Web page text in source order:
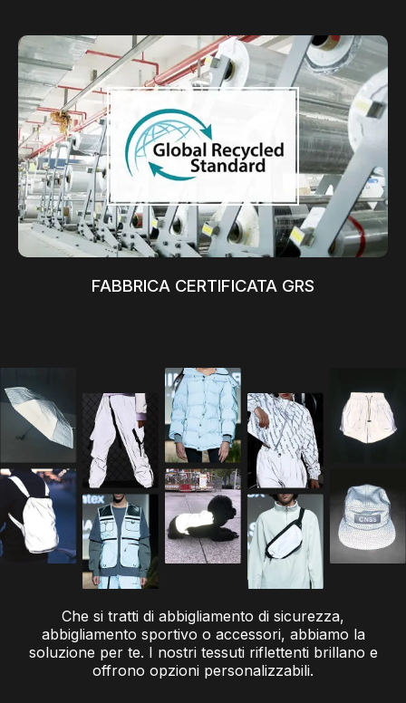
FABBRICA CERTIFICATA GRS
Che si tratti di abbigliamento di sicurezza,
abbigliamento sportivo o accessori, abbiamo la
soluzione per te. I nostri tessuti riflettenti brillano e
offrono opzioni personalizzabili.